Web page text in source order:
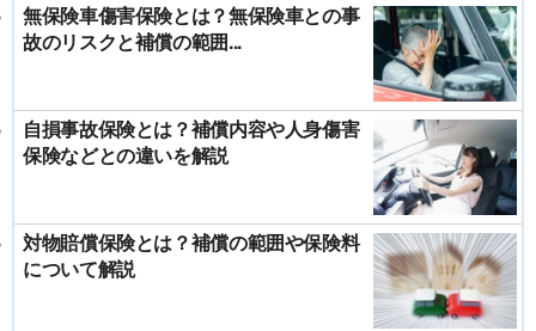
無保険車傷害保険とは？無保険車との事
故のリスクと補償の範囲...
自損事故保険とは？補償内容や人身傷害
保険などとの違いを解説
対物賠償保険とは？補償の範囲や保険料
について解説